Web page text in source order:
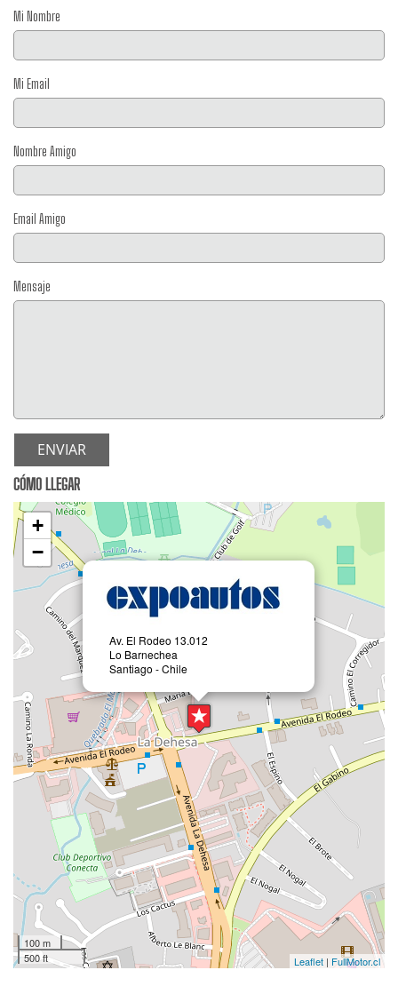
Mi Nombre
Mi Email
Nombre Amigo
Email Amigo
Mensaje
ENVIAR
CÓMO LLEGAR
Av. El Rodeo 13.012
Lo Barnechea
Santiago - Chile
+
−
100 m
500 ft
Leaflet | FullMotor.cl